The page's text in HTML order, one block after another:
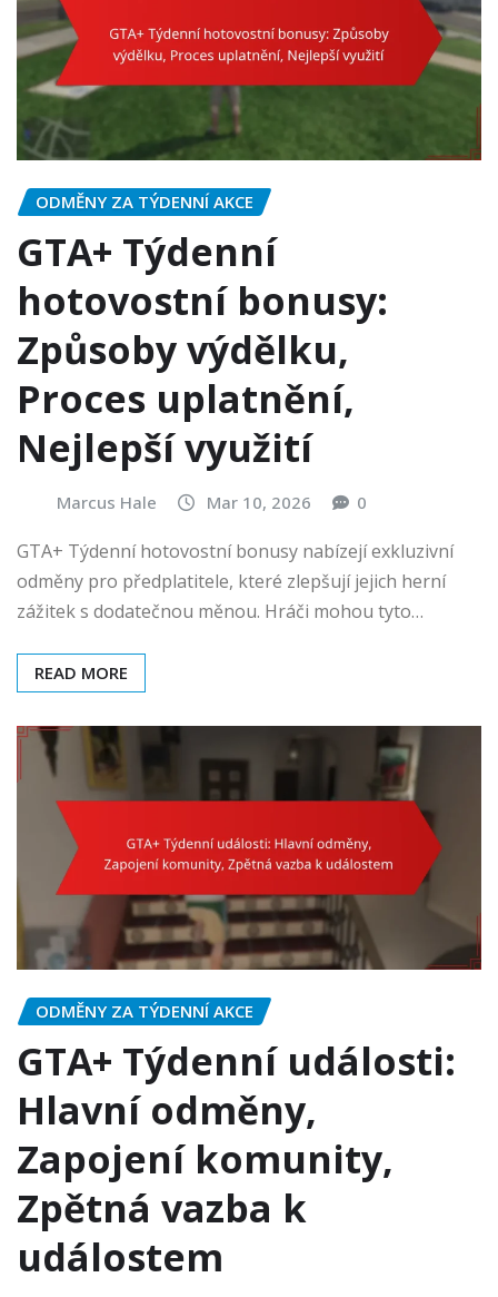
ODMĚNY ZA TÝDENNÍ AKCE
GTA+ Týdenní
hotovostní bonusy:
Způsoby výdělku,
Proces uplatnění,
Nejlepší využití
Marcus Hale Mar 10, 2026 0
GTA+ Týdenní hotovostní bonusy nabízejí exkluzivní
odměny pro předplatitele, které zlepšují jejich herní
zážitek s dodatečnou měnou. Hráči mohou tyto…
READ MORE
ODMĚNY ZA TÝDENNÍ AKCE
GTA+ Týdenní události:
Hlavní odměny,
Zapojení komunity,
Zpětná vazba k
událostem